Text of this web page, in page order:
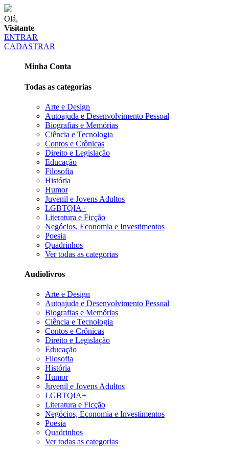
Olá,
Visitante
ENTRAR
CADASTRAR
Minha Conta
Todas as categorias
Arte e Design
Autoajuda e Desenvolvimento Pessoal
Biografias e Memórias
Ciência e Tecnologia
Contos e Crônicas
Direito e Legislação
Educação
Filosofia
História
Humor
Juvenil e Jovens Adultos
LGBTQIA+
Literatura e Ficção
Negócios, Economia e Investimentos
Poesia
Quadrinhos
Ver todas as categorias
Audiolivros
Arte e Design
Autoajuda e Desenvolvimento Pessoal
Biografias e Memórias
Ciência e Tecnologia
Contos e Crônicas
Direito e Legislação
Educação
Filosofia
História
Humor
Juvenil e Jovens Adultos
LGBTQIA+
Literatura e Ficção
Negócios, Economia e Investimentos
Poesia
Quadrinhos
Ver todas as categorias